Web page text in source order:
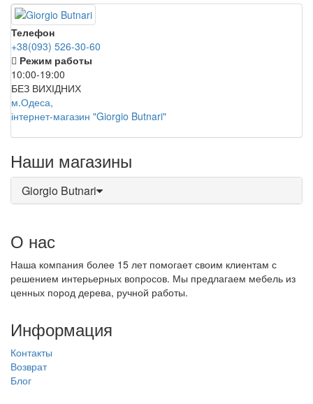
Телефон
+38(093) 526-30-60
Режим работы
10:00-19:00
БЕЗ ВИХІДНИХ
м.Одеса,
інтернет-магазин "Giorgio Butnari"
Наши магазины
Giorgio Butnari
О нас
Наша компания более 15 лет помогает своим клиентам с
решением интерьерных вопросов. Мы предлагаем мебель из
ценных пород дерева, ручной работы.
Информация
Контакты
Возврат
Блог